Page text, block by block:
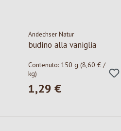
Andechser Natur
budino alla vaniglia
Contenuto: 150 g (8,60 € /
kg)
Prezzo normale:
1,29 €